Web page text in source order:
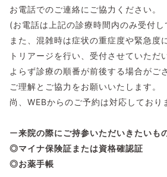
お電話でのご連絡にご協力ください。
(お電話は上記の診療時間内のみ受付し
また、混雑時は症状の重症度や緊急度
トリアージを行い、受付させていただ
よらず診療の順番が前後する場合がご
ご理解とご協力をお願いいたします。
尚、WEBからのご予約は対応しており
ー来院の際にご持参いただいきたいも
◎マイナ保険証または資格確認証
◎お薬手帳